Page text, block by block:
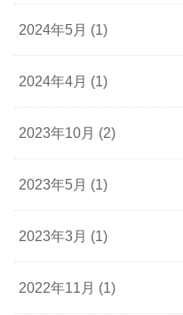
2024年5月 (1)
2024年4月 (1)
2023年10月 (2)
2023年5月 (1)
2023年3月 (1)
2022年11月 (1)